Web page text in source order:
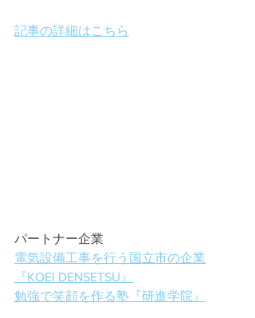
記事の詳細はこちら
パートナー企業
電気設備工事を行う国立市の企業
『KOEI DENSETSU』
勉強で笑顔を作る塾『研進学院』